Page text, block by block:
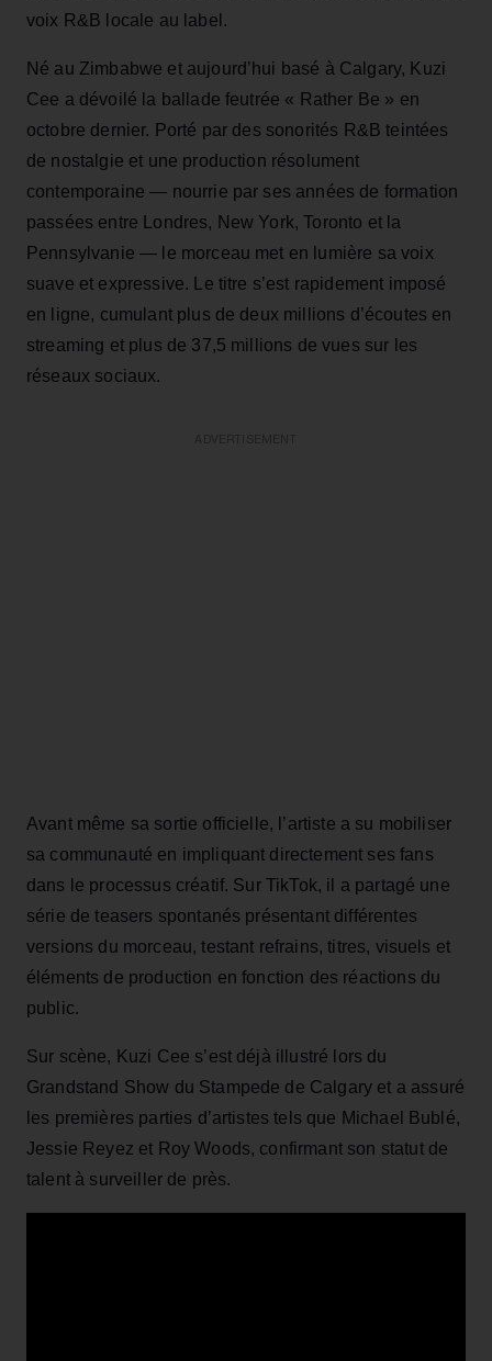
voix R&B locale au label.
Né au Zimbabwe et aujourd’hui basé à Calgary, Kuzi
Cee a dévoilé la ballade feutrée « Rather Be » en
octobre dernier. Porté par des sonorités R&B teintées
de nostalgie et une production résolument
contemporaine — nourrie par ses années de formation
passées entre Londres, New York, Toronto et la
Pennsylvanie — le morceau met en lumière sa voix
suave et expressive. Le titre s’est rapidement imposé
en ligne, cumulant plus de deux millions d’écoutes en
streaming et plus de 37,5 millions de vues sur les
réseaux sociaux.
Avant même sa sortie officielle, l’artiste a su mobiliser
sa communauté en impliquant directement ses fans
dans le processus créatif. Sur TikTok, il a partagé une
série de teasers spontanés présentant différentes
versions du morceau, testant refrains, titres, visuels et
éléments de production en fonction des réactions du
public.
Sur scène, Kuzi Cee s’est déjà illustré lors du
Grandstand Show du Stampede de Calgary et a assuré
les premières parties d’artistes tels que Michael Bublé,
Jessie Reyez et Roy Woods, confirmant son statut de
talent à surveiller de près.